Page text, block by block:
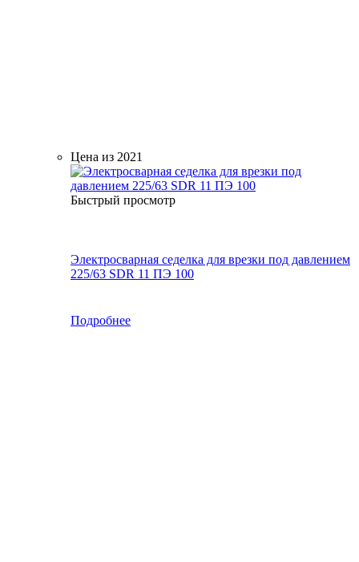
Цена из 2021
Быстрый просмотр
Электросварная седелка для врезки под давлением
225/63 SDR 11 ПЭ 100
Подробнее